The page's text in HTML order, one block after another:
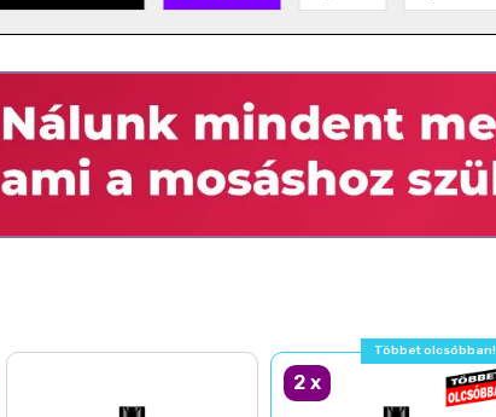
Többet olcsóbban!
2x